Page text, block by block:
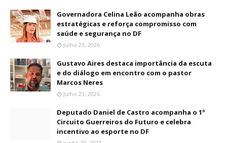
Governadora Celina Leão acompanha obras
estratégicas e reforça compromisso com
saúde e segurança no DF
Julho 23, 2026
Gustavo Aires destaca importância da escuta
e do diálogo em encontro com o pastor
Marcos Neres
Julho 23, 2026
Deputado Daniel de Castro acompanha o 1º
Circuito Guerreiros do Futuro e celebra
incentivo ao esporte no DF